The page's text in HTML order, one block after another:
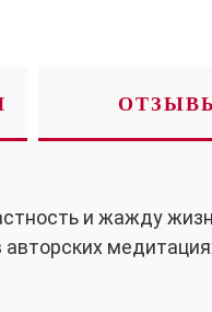
и жажду
авторских